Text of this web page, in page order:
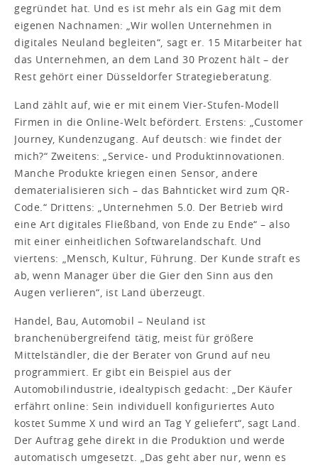
gegründet hat. Und es ist mehr als ein Gag mit dem
eigenen Nachnamen: „Wir wollen Unternehmen in
digitales Neuland begleiten“, sagt er. 15 Mitarbeiter hat
das Unternehmen, an dem Land 30 Prozent hält – der
Rest gehört einer Düsseldorfer Strategieberatung.
Land zählt auf, wie er mit einem Vier-Stufen-Modell
Firmen in die Online-Welt befördert. Erstens: „Customer
Journey, Kundenzugang. Auf deutsch: wie findet der
mich?“ Zweitens: „Service- und Produktinnovationen.
Manche Produkte kriegen einen Sensor, andere
dematerialisieren sich – das Bahnticket wird zum QR-
Code.“ Drittens: „Unternehmen 5.0. Der Betrieb wird
eine Art digitales Fließband, von Ende zu Ende“ – also
mit einer einheitlichen Softwarelandschaft. Und
viertens: „Mensch, Kultur, Führung. Der Kunde straft es
ab, wenn Manager über die Gier den Sinn aus den
Augen verlieren“, ist Land überzeugt.
Handel, Bau, Automobil – Neuland ist
branchenübergreifend tätig, meist für größere
Mittelständler, die der Berater von Grund auf neu
programmiert. Er gibt ein Beispiel aus der
Automobilindustrie, idealtypisch gedacht: „Der Käufer
erfährt online: Sein individuell konfiguriertes Auto
kostet Summe X und wird an Tag Y geliefert“, sagt Land.
Der Auftrag gehe direkt in die Produktion und werde
automatisch umgesetzt. „Das geht aber nur, wenn es